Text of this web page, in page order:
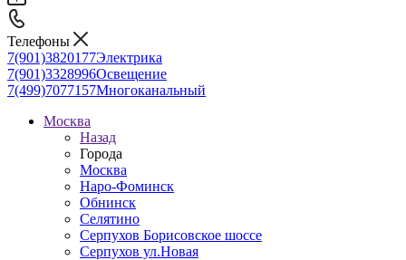
Телефоны
7(901)3820177Электрика
7(901)3328996Освещение
7(499)7077157Многоканальный
Москва
Назад
Города
Москва
Наро-Фоминск
Обнинск
Селятино
Серпухов Борисовское шоссе
Серпухов ул.Новая